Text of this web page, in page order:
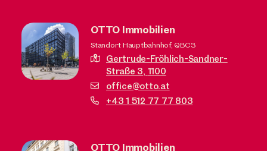
OTTO Immobilien
Standort Hauptbahnhof, QBC3
Gertrude-Fröhlich-Sandner-
Straße 3, 1100
office@otto.at
+43 1 512 77 77 803
OTTO Immobilien